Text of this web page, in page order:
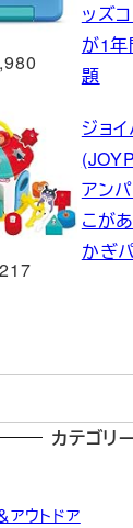
ッズ
が1
題
ジョ
アン
こが
かぎ
カテゴリ
アウトドア